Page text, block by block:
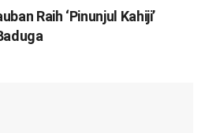
Raih ‘Pinunjul Kahiji’